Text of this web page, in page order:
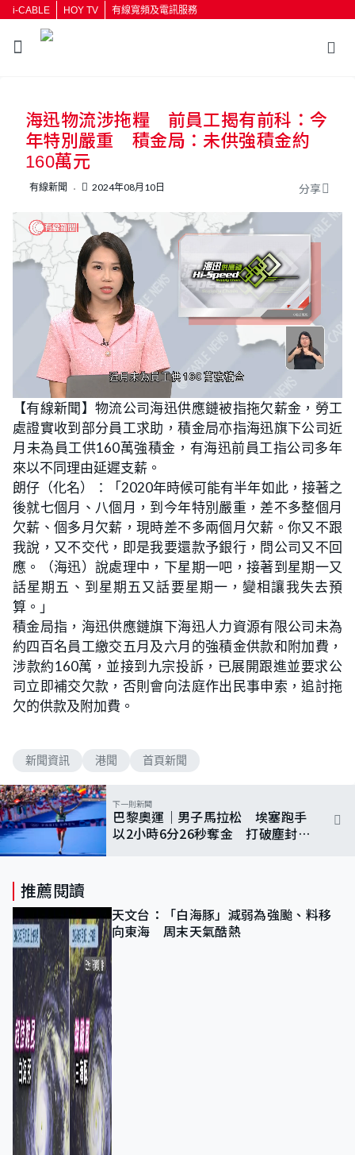
i-CABLE HOY TV 有線寬頻及電訊服務
按輸入鍵開始搜尋
海迅物流涉拖糧 前員工揭有前科：今
年特別嚴重 積金局：未供強積金約
160萬元
有線新聞 2024年08月10日 分享
n
m
t
e
o
a
d
e
d
:
2
8
.
3
8
%
【有線新聞】物流公司海迅供應鏈被指拖欠薪金，勞工
處證實收到部分員工求助，積金局亦指海迅旗下公司近
月未為員工供160萬強積金，有海迅前員工指公司多年
來以不同理由延遲支薪。
朗仔（化名）：「2020年時候可能有半年如此，接著之
後就七個月、八個月，到今年特別嚴重，差不多整個月
欠薪、個多月欠薪，現時差不多兩個月欠薪。你又不跟
我說，又不交代，即是我要還款予銀行，問公司又不回
應。（海迅）說處理中，下星期一吧，接著到星期一又
話星期五、到星期五又話要星期一，變相讓我失去預
算。」
積金局指，海迅供應鏈旗下海迅人力資源有限公司未為
約四百名員工繳交五月及六月的強積金供款和附加費，
涉款約160萬，並接到九宗投訴，已展開跟進並要求公
司立即補交欠款，否則會向法庭作出民事申索，追討拖
欠的供款及附加費。
新聞資訊 港聞 首頁新聞
下一則新聞
巴黎奧運｜男子馬拉松 埃塞跑手
以2小時6分26秒奪金 打破塵封16
推薦閱讀
天文台：「白海豚」減弱為強颱、料移
向東海 周末天氣酷熱